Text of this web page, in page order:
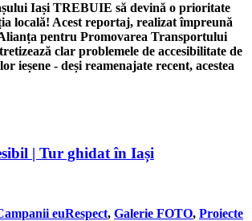
Iași TREBUIE să devină o prioritate
locală! Acest reportaj, realizat împreună
pentru Promovarea Transportului
clar problemele de accesibilitate de
ieșene - deși reamenajate recent, acestea
| Tur ghidat în Iași
euRespect, Galerie FOTO, Proiecte